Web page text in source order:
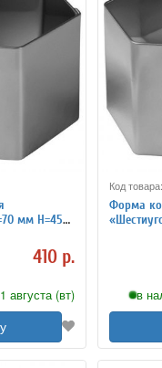
мм H=45
410 р.
августа (вт)
Код
Форма
в